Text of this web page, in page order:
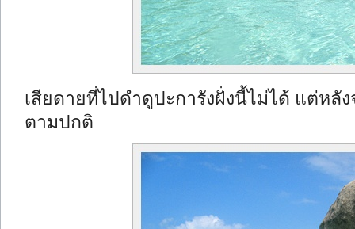
เสียดายที่ไปดำดูปะการังฝั่งนี้ไม่ได้ แต่ห
ตามปกติ